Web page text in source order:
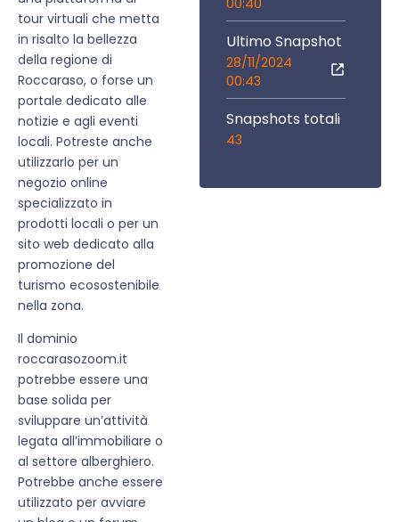
tour virtuali che metta
in risalto la bellezza
della regione di
Roccaraso, o forse un
portale dedicato alle
notizie e agli eventi
locali. Potreste anche
utilizzarlo per un
negozio online
specializzato in
prodotti locali o per un
sito web dedicato alla
promozione del
turismo ecosostenibile
nella zona.
Il dominio
roccarasozoom.it
potrebbe essere una
base solida per
sviluppare un’attività
legata all’immobiliare o
al settore alberghiero.
Potrebbe anche essere
utilizzato per avviare
Ultimo Snapshot
28/11/2024
00:43
Snapshots totali
43